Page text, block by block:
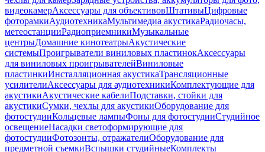
видеокамерАксессуары для объективовШтативыЦифровые
фоторамкиАудиотехникаМультимедиа акустикаРадиочасы,
метеостанцииРадиоприемникиМузыкальные
центрыДомашние кинотеатрыАкустические
системыПроигрыватели виниловых пластинокАксессуары
для виниловых проигрывателейВиниловые
пластинкиИнсталляционная акустикаТрансляционные
усилителиАксессуары для аудиотехникиКомплектующие для
акустикиАкустические кабелиПодставки, стойки для
акустикиСумки, чехлы для акустикиОборудование для
фотостудииКольцевые лампыФоны для фотостудииСтудийное
освещениеНасадки светоформирующие для
фотостудииФотозонты, отражателиОборудование для
предметной съемкиВспышки студийныеКомплекты